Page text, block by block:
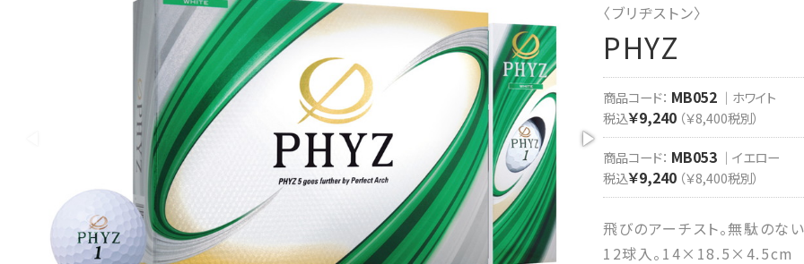
〈ブリヂストン〉
PHYZ
商品コード： MB052 ｜ホワイト
税込￥9,240 （￥8,400税別）
商品コード： MB053 ｜イエロー
税込￥9,240 （￥8,400税別）
飛びのアーチスト。無駄のな
12球入。14×18.5×4.5cm